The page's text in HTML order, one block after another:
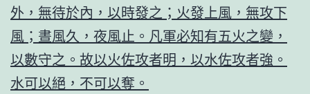
外，無待於內，以時發之；火發上風，無攻下
風；晝風久，夜風止。凡軍必知有五火之變，
以數守之。故以火佐攻者明，以水佐攻者強。
水可以絕，不可以奪。